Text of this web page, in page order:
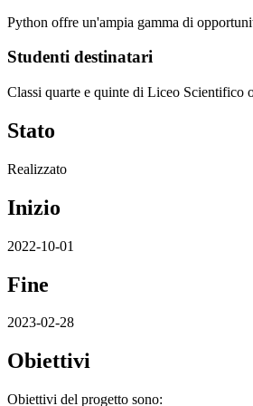
Python offre un'ampia gamma di
Studenti destinatari
Classi quarte e quinte di Liceo Scientifico
Stato
Realizzato
Inizio
2022-10-01
Fine
2023-02-28
Obiettivi
Obiettivi del progetto sono: